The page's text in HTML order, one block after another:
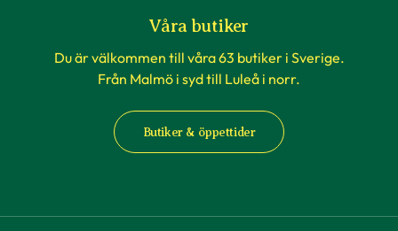
Våra butiker
Du är välkommen till våra 63 butiker i Sverige.
Från Malmö i syd till Luleå i norr.
Butiker & öppettider